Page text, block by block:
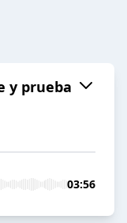
y prueba
03:56